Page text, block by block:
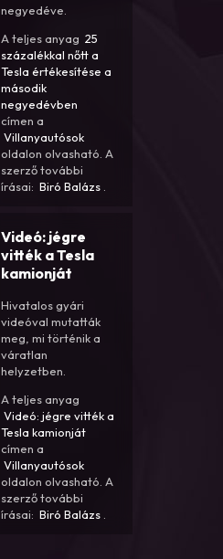
negyedéve.
A teljes anyag 25
százalékkal nőtt a
Tesla értékesítése a
második
negyedévben
címen a
Villanyautósok
oldalon olvasható. A
szerző további
írásai: Biró Balázs
Videó: jégre
vitték a Tesla
kamionját
Hivatalos gyári
videóval mutatták
meg, mi történik a
váratlan
helyzetben.
A teljes anyag
Videó: jégre vitték a
Tesla kamionját
címen a
Villanyautósok
oldalon olvasható. A
szerző további
írásai: Biró Balázs